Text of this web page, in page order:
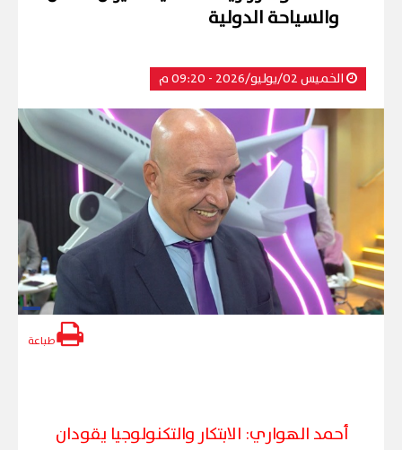
والسياحة الدولية
الخميس 02/يوليو/2026 - 09:20 م
طباعة
أحمد الهواري: الابتكار والتكنولوجيا يقودان